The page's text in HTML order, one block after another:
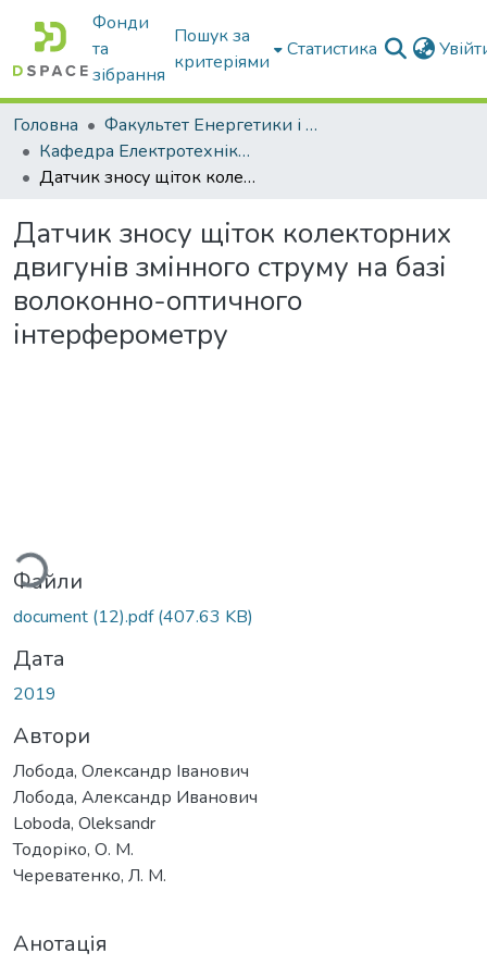
Фонди
та
зібрання
Пошук за
критеріями
Статистика
Головна
Факультет Енергетики і комп'ютерних технологій
Кафедра Електротехніки і електромеханіки ім. проф. В.В. Овчарова
Датчик зносу щіток колекторних двигунів змінного струму на базі волоконно-оптичного інтерферометру
Датчик зносу щіток колекторних
двигунів змінного струму на базі
волоконно-оптичного
інтерферометру
Вантажиться...
Файли
document (12).pdf(407.63 KB)
Дата
2019
Автори
Лобода, Олександр Іванович
Лобода, Александр Иванович
Loboda, Oleksandr
Тодоріко, О. М.
Череватенко, Л. М.
Анотація